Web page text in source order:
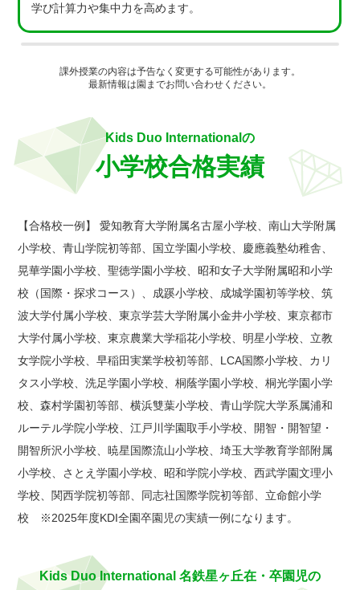
学び計算力や集中力を高めます。
課外授業の内容は予告なく変更する可能性があります。
最新情報は園までお問い合わせください。
Kids Duo Internationalの
小学校合格実績
【合格校一例】 愛知教育大学附属名古屋小学校、南山大学附属
小学校、青山学院初等部、国立学園小学校、慶應義塾幼稚舎、
晃華学園小学校、聖徳学園小学校、昭和女子大学附属昭和小学
校（国際・探求コース）、成蹊小学校、成城学園初等学校、筑
波大学付属小学校、東京学芸大学附属小金井小学校、東京都市
大学付属小学校、東京農業大学稲花小学校、明星小学校、立教
女学院小学校、早稲田実業学校初等部、LCA国際小学校、カリ
タス小学校、洗足学園小学校、桐蔭学園小学校、桐光学園小学
校、森村学園初等部、横浜雙葉小学校、青山学院大学系属浦和
ルーテル学院小学校、江戸川学園取手小学校、開智・開智望・
開智所沢小学校、暁星国際流山小学校、埼玉大学教育学部附属
小学校、さとえ学園小学校、昭和学院小学校、西武学園文理小
学校、関西学院初等部、同志社国際学院初等部、立命館小学
校 ※2025年度KDI全園卒園児の実績一例になります。
Kids Duo International 名鉄星ヶ丘在・卒園児の